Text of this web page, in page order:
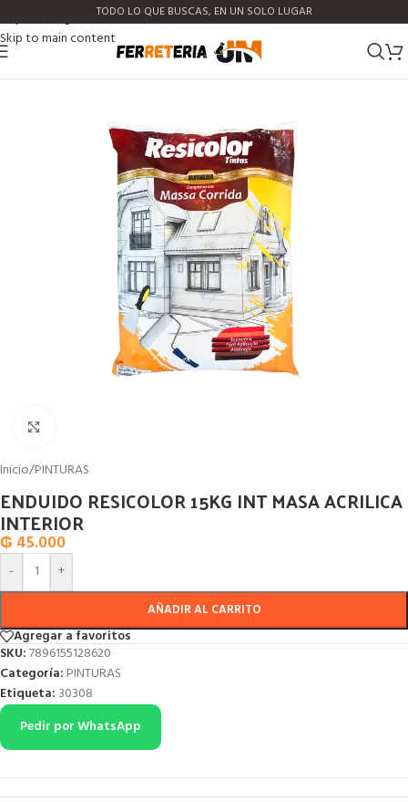
Skip to navigation
Skip to main content
TODO LO QUE BUSCAS, EN UN SOLO LUGAR
Inicio/PINTURAS
ENDUIDO RESICOLOR 15KG INT MASA ACRILICA
INTERIOR
₲ 45.000
- +
AÑADIR AL CARRITO
Agregar a favoritos
SKU:7896155128620
Categoría: PINTURAS
Etiqueta: 30308
Pedir por WhatsApp